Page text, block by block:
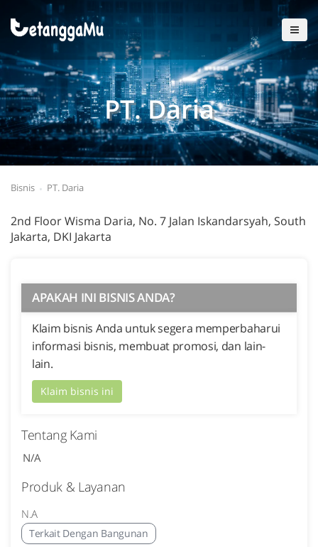
PT. Daria
Bisnis PT. Daria
2nd Floor Wisma Daria, No. 7 Jalan Iskandarsyah, South
Jakarta, DKI Jakarta
APAKAH INI BISNIS ANDA?
Klaim bisnis Anda untuk segera memperbaharui
informasi bisnis, membuat promosi, dan lain-
lain.
Klaim bisnis ini
Tentang Kami
N/A
Produk & Layanan
N.A
Terkait Dengan Bangunan